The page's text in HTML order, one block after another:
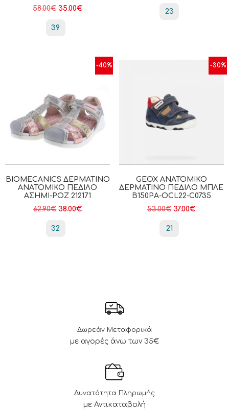
58.00€ 35.00€
39
23
-40%
BIOMECANICS ΔΕΡΜΆΤΙΝΟ
ΑΝΑΤΟΜΙΚΌ ΠΈΔΙΛΟ
ΑΣΗΜΊ-ΡΟΖ 212171
62.90€ 38.00€
32
-30%
GEOX ΑΝΑΤΟΜΙΚΌ
ΔΕΡΜΆΤΙΝΟ ΠΈΔΙΛΟ ΜΠΛΕ
B150PA-OCL22-C0735
53.00€ 37.00€
21
Δωρεάν Μεταφορικά
με αγορές άνω των 35€
Δυνατότητα Πληρωμής
με Αντικαταβολή